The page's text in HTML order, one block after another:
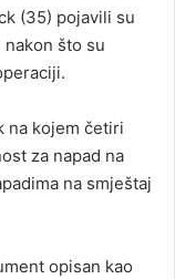
(35) pojavili su
što su
na kojem četiri
za napad na
na smještaj
opisan kao